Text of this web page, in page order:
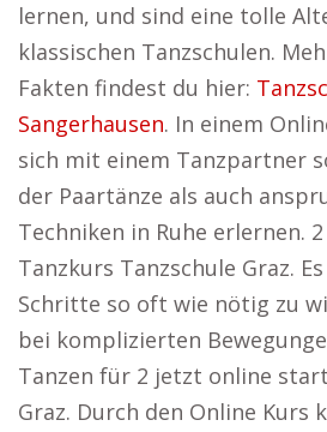
lernen, und sind eine tolle
klassischen Tanzschulen.
Fakten findest du hier:
Sangerhausen. In einem
sich mit einem Tanzpartner
der Paartänze als auch
Techniken in Ruhe erlernen. 2
Tanzkurs Tanzschule Graz.
Schritte so oft wie nötig zu
bei komplizierten
Tanzen für 2 jetzt online
Graz. Durch den Online Kurs